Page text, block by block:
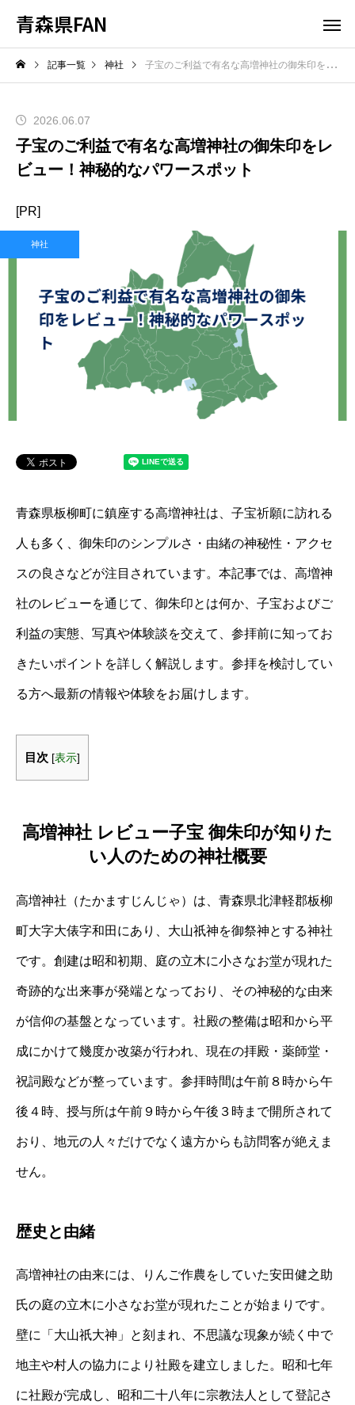
青森県FAN
記事一覧 神社 子宝のご利益で有名な高増神社の御朱印をレビュー！神秘的なパワースポット
2026.06.07
子宝のご利益で有名な高増神社の御朱印をレ
ビュー！神秘的なパワースポット
[PR]
神社
青森県板柳町に鎮座する高増神社は、子宝祈願に訪れる
人も多く、御朱印のシンプルさ・由緒の神秘性・アクセ
スの良さなどが注目されています。本記事では、高増神
社のレビューを通じて、御朱印とは何か、子宝およびご
利益の実態、写真や体験談を交えて、参拝前に知ってお
きたいポイントを詳しく解説します。参拝を検討してい
る方へ最新の情報や体験をお届けします。
目次 [表示]
高増神社 レビュー子宝 御朱印が知りた
い人のための神社概要
高増神社（たかますじんじゃ）は、青森県北津軽郡板柳
町大字大俵字和田にあり、大山祇神を御祭神とする神社
です。創建は昭和初期、庭の立木に小さなお堂が現れた
奇跡的な出来事が発端となっており、その神秘的な由来
が信仰の基盤となっています。社殿の整備は昭和から平
成にかけて幾度か改築が行われ、現在の拝殿・薬師堂・
祝詞殿などが整っています。参拝時間は午前８時から午
後４時、授与所は午前９時から午後３時まで開所されて
おり、地元の人々だけでなく遠方からも訪問客が絶えま
せん。
歴史と由緒
高増神社の由来には、りんご作農をしていた安田健之助
氏の庭の立木に小さなお堂が現れたことが始まりです。
壁に「大山祇大神」と刻まれ、不思議な現象が続く中で
地主や村人の協力により社殿を建立しました。昭和七年
に社殿が完成し、昭和二十八年に宗教法人として登記さ